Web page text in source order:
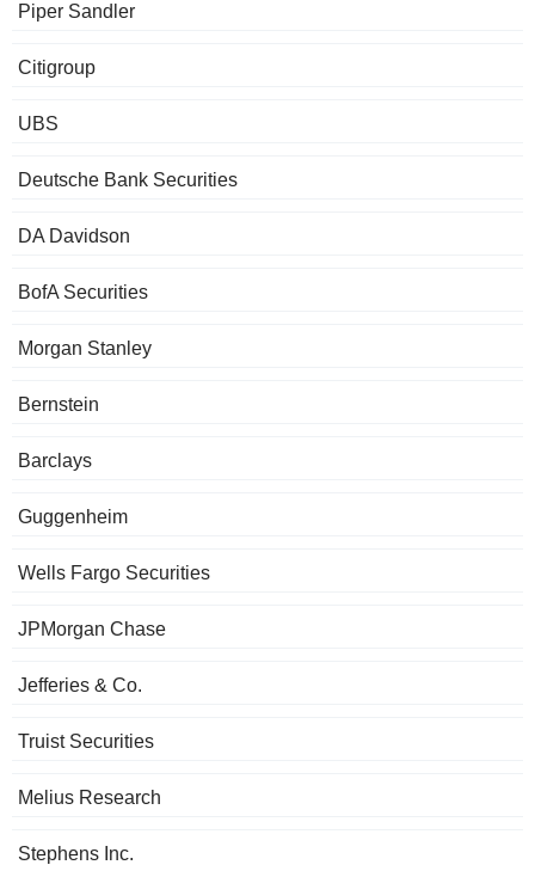
Piper Sandler
Citigroup
UBS
Deutsche Bank Securities
DA Davidson
BofA Securities
Morgan Stanley
Bernstein
Barclays
Guggenheim
Wells Fargo Securities
JPMorgan Chase
Jefferies & Co.
Truist Securities
Melius Research
Stephens Inc.